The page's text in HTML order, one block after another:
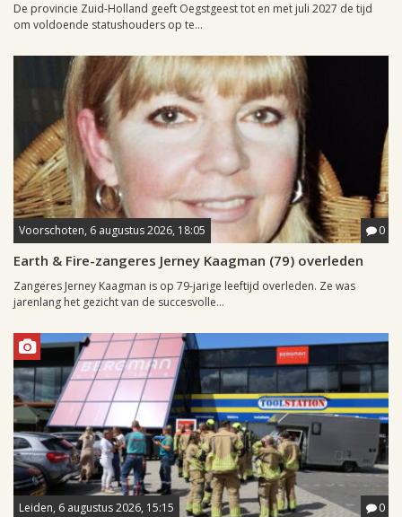
De provincie Zuid-Holland geeft Oegstgeest tot en met juli 2027 de tijd
om voldoende statushouders op te...
Voorschoten, 6 augustus 2026, 18:05 0
Earth & Fire-zangeres Jerney Kaagman (79) overleden
Zangeres Jerney Kaagman is op 79-jarige leeftijd overleden. Ze was
jarenlang het gezicht van de succesvolle...
Leiden, 6 augustus 2026, 15:15 0